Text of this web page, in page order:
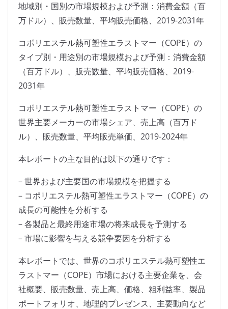
地域別・国別の市場規模および予測：消費金額（百
万ドル）、販売数量、平均販売価格、2019-2031年
コポリエステル熱可塑性エラストマー（COPE）の
タイプ別・用途別の市場規模および予測：消費金額
（百万ドル）、販売数量、平均販売価格、2019-
2031年
コポリエステル熱可塑性エラストマー（COPE）の
世界主要メーカーの市場シェア、売上高（百万ド
ル）、販売数量、平均販売単価、2019-2024年
本レポートの主な目的は以下の通りです：
– 世界および主要国の市場規模を把握する
– コポリエステル熱可塑性エラストマー（COPE）の
成長の可能性を分析する
– 各製品と最終用途市場の将来成長を予測する
– 市場に影響を与える競争要因を分析する
本レポートでは、世界のコポリエステル熱可塑性エ
ラストマー（COPE）市場における主要企業を、会
社概要、販売数量、売上高、価格、粗利益率、製品
ポートフォリオ、地理的プレゼンス、主要動向など